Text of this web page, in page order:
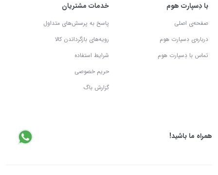
با دِسپارت هوم
صفحه‌ی اصلی
درباره‌ی دِسپارت هوم
تماس با دِسپارت هوم
خدمات مشتریان
پاسخ به پرسش‌های متداول
رویه‌های بازگرداندن کالا
شرایط استفاده
حریم خصوصی
گزارش باگ
همراه ما باشید!